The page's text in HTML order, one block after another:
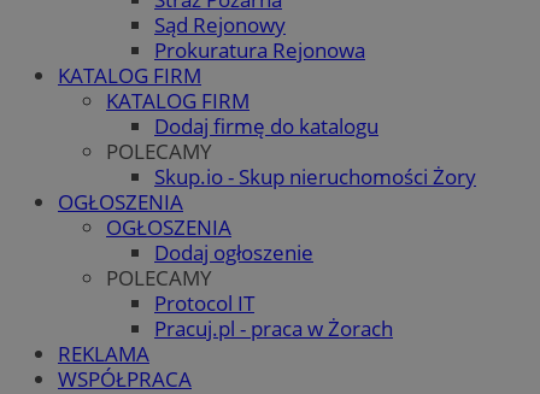
Sąd Rejonowy
Prokuratura Rejonowa
KATALOG FIRM
KATALOG FIRM
Dodaj firmę do katalogu
POLECAMY
Skup.io - Skup nieruchomości Żory
OGŁOSZENIA
OGŁOSZENIA
Dodaj ogłoszenie
POLECAMY
Protocol IT
Pracuj.pl - praca w Żorach
REKLAMA
WSPÓŁPRACA